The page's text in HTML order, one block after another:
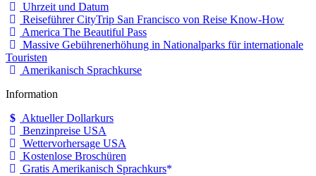
Uhrzeit und Datum
Reiseführer CityTrip San Francisco von Reise Know-How
America The Beautiful Pass
Massive Gebührenerhöhung in Nationalparks für internationale
Touristen
Amerikanisch Sprachkurse
Information
Aktueller Dollarkurs
Benzinpreise USA
Wettervorhersage USA
Kostenlose Broschüren
Gratis Amerikanisch Sprachkurs